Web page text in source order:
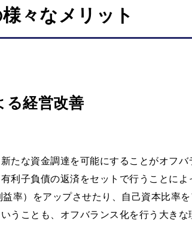
々なメリット
る経営改善
たな資金調達を可能にすることがオフバ
利子負債の返済をセットで行うことによ
率）をアップさせたり、自己資本比率を
うことも、オフバランス化を行う大きな